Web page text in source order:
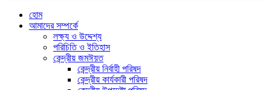
হোম
আমাদের সম্পর্কে
লক্ষ্য ও উদ্দেশ্য
পরিচিতি ও ইতিহাস
কেন্দ্রীয় জমঈয়ত
কেন্দ্রীয় নির্বাহী পরিষদ
কেন্দ্রীয় কার্যকারী পরিষদ